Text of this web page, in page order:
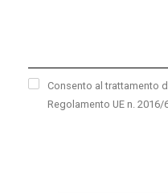
Consento al trattamento
Regolamento UE n. 2016/